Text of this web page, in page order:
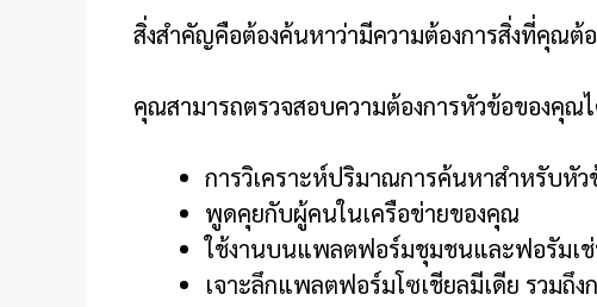
สิ่งสำคัญคือต้องค้นหาว่ามีความต้องการสิ่งที่คุณต้
คุณสามารถตรวจสอบความต้องการหัวข้อของคุณ
การวิเคราะห์ปริมาณการค้นหาสำหรับหั
พูดคุยกับผู้คนในเครือข่ายของคุณ
ใช้งานบนแพลตฟอร์มชุมชนและฟอรัมเช่
เจาะลึกแพลตฟอร์มโซเชียลมีเดีย รวมถึ